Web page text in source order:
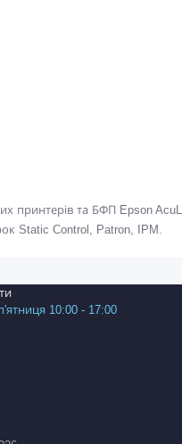
принтерів та БФП Epson
Static Control, Patron, IPM.
10:00 - 17:00